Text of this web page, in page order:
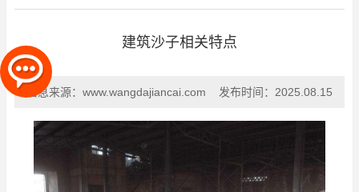
建筑沙子相关特点
信息来源： www.wangdajiancai.com 发布时间： 2025.08.15